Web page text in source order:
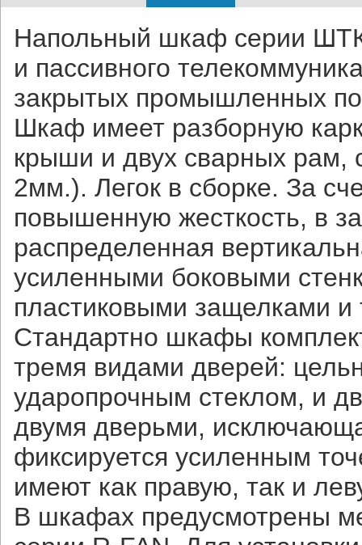
Напольный шкаф серии
и пассивного
закрытых промышленных
Шкаф имеет разборную
крыши и двух сварных рам,
2мм.). Легок в сборке. За
повышенную жесткость, в
распределенная
усиленными боковыми
пластиковыми защелками
Стандартно шкафы
тремя видами дверей:
ударопрочным стеклом, и
двумя дверьми,
фиксируется усиленным
имеют как правую, так и
В шкафах предусмотрены